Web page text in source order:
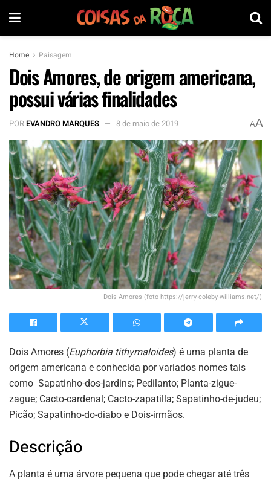
Home Paisagem
Dois Amores, de origem americana,
possui várias finalidades
POREVANDRO MARQUES 8 de maio de 2019 AA
Dois Amores (foto https://jerry-coleby-williams.net/)
Dois Amores (Euphorbia tithymaloides) é uma planta de
origem americana e conhecida por variados nomes tais
como Sapatinho-dos-jardins; Pedilanto; Planta-zigue-
zague; Cacto-cardenal; Cacto-zapatilla; Sapatinho-de-judeu;
Picão; Sapatinho-do-diabo e Dois-irmãos.
Descrição
A planta é uma árvore pequena que pode chegar até três